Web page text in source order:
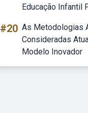
Educação Infantil
#20 As Metodologias
Consideradas
Modelo Inovador